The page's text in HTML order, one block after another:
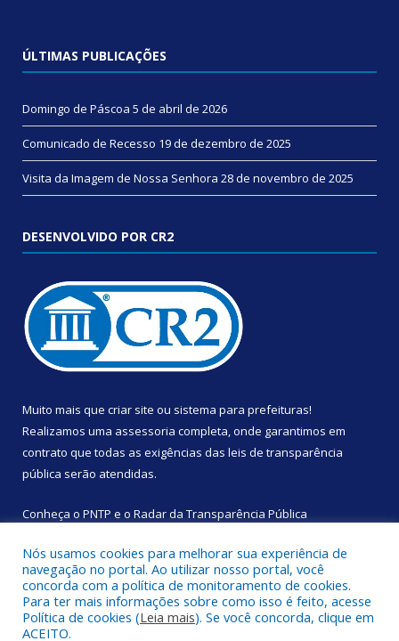
ÚLTIMAS PUBLICAÇÕES
Domingo de Páscoa 5 de abril de 2026
Comunicado de Recesso 19 de dezembro de 2025
Visita da Imagem de Nossa Senhora 28 de novembro de 2025
DESENVOLVIDO POR CR2
Muito mais que criar site ou sistema para prefeituras!
Realizamos uma assessoria completa, onde garantimos em
contrato que todas as exigências das leis de transparência
pública serão atendidas.
Conheça o PNTP e o Radar da Transparência Pública
Todos os direitos reservados a Câmara Municipal de Augusto
Corrêa.
Nós usamos cookies para melhorar sua experiência de
navegação no portal. Ao utilizar nosso portal, você
concorda com a política de monitoramento de cookies.
Para ter mais informações sobre como isso é feito, acesse
Política de cookies (Leia mais). Se você concorda, clique em
ACEITO.